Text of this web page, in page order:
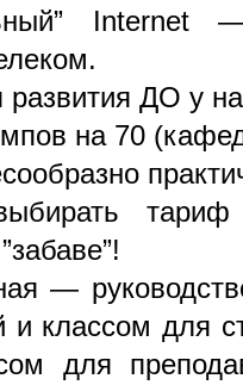
Internet
ДО у
на 70
тариф
—
и классом для
для